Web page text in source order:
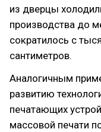
из дверцы
производства до
сократилось с
сантиметров.
Аналогичным
развитию
печатающих
массовой печати